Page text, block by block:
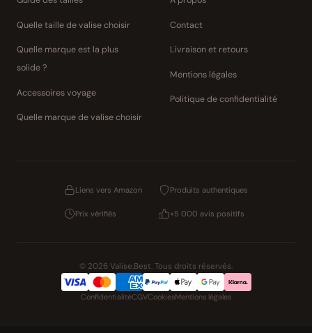
Quelle taille de valise choisir
Quelle marque est la plus
solide ?
Accessoires voyage
Quelle marque de valise choisir
Contact
Livraison et retours
Mentions légales
Politique de confidentialité
Liens vers Amazon Produits authentiques
Prix vérifiés +5 000 avis positifs
© 2026 Valise.Best. Tous droits réservés.
ConfidentialitéCGVCookiesMentions légales